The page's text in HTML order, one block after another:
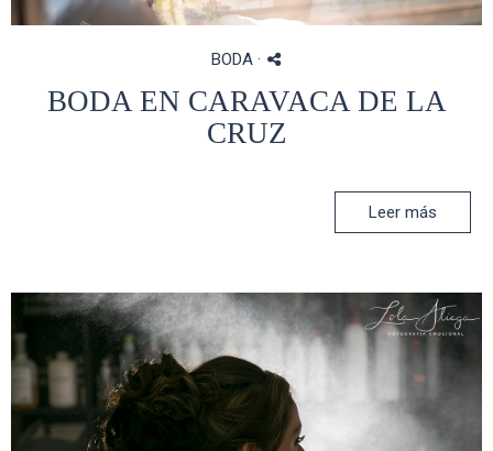
BODA·
BODA EN CARAVACA DE LA
CRUZ
Leer más